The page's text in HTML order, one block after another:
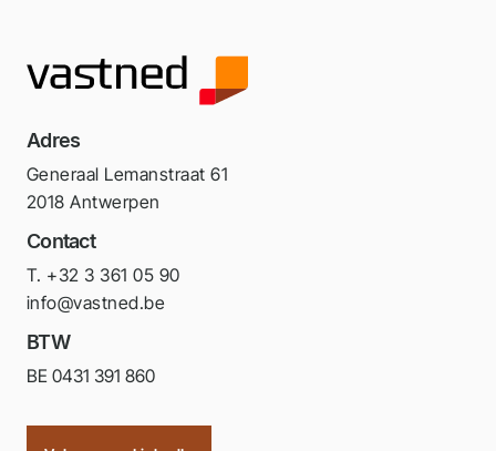
Adres
Generaal Lemanstraat 61
2018 Antwerpen
Contact
T. +32 3 361 05 90
info@vastned.be
BTW
BE 0431 391 860